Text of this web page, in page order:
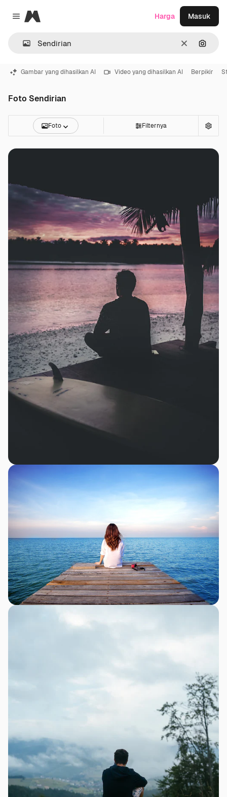
Close menu
Magnific
Jernih
Harga Masuk
Gambar yang dihasilkan AI Video yang dihasilkan AI Berpikir
Foto Sendirian
Foto Filternya